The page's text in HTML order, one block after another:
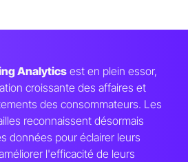
Analytics est en plein essor,
croissante des affaires et
des consommateurs. Les
reconnaissent désormais
données pour éclairer leurs
l'efficacité de leurs